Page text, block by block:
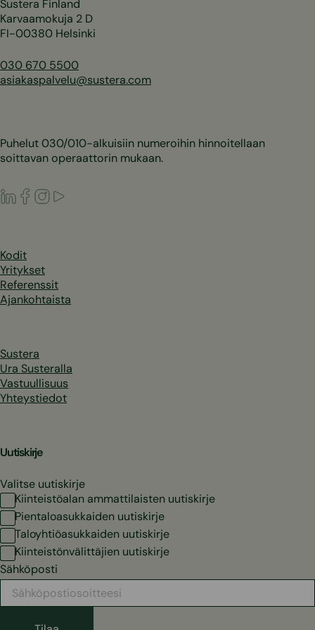
Sustera Finland
Karvaamokuja 2 D
FI-00380 Helsinki
030 670 5500
asiakaspalvelu@sustera.com
Puhelut 030/010-alkuisiin numeroihin hinnoitellaan
soittavan operaattorin mukaan.
LinkedIn
Facebook
Instagram
Kodit
Yritykset
Referenssit
Ajankohtaista
Sustera
Ura Susteralla
Vastuullisuus
Yhteystiedot
Uutiskirje
Valitse uutiskirje
Kiinteistöalan ammattilaisten uutiskirje
Pientaloasukkaiden uutiskirje
Taloyhtiöasukkaiden uutiskirje
Kiinteistönvälittäjien uutiskirje
Sähköposti